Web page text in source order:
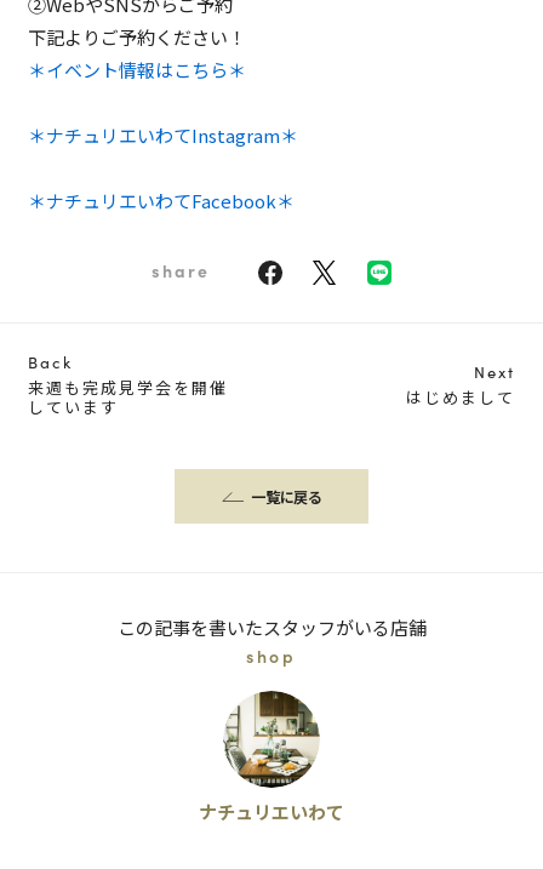
下記よりご予約ください！
＊イベント情報はこちら＊
＊ナチュリエいわてInstagram＊
＊ナチュリエいわてFacebook＊
share
Back
来週も完成見学会を開催
しています
一覧に戻る
Next
はじめまして
この記事を書いたスタッフがいる店舗
shop
ナチュリエいわて